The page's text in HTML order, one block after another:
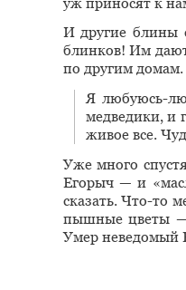
И другие блины
блинков! Им
по другим домам.
Я любуюсь-
медведики, и
живое все.
Уже много
Егорыч — и
сказать. Что-то
пышные цветы —
Умер неведомый